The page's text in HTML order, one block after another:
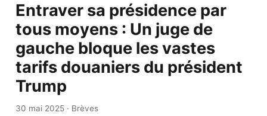
Entraver sa présidence par
tous moyens : Un juge de
gauche bloque les vastes
tarifs douaniers du président
Trump
30 mai 2025· Brèves